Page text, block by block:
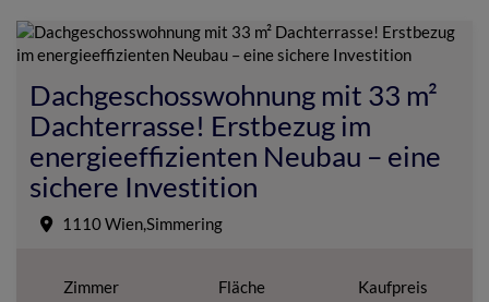
Dachgeschosswohnung mit 33 m²
Dachterrasse! Erstbezug im
energieeffizienten Neubau – eine
sichere Investition
1110 Wien,Simmering
Zimmer
Fläche
Kaufpreis